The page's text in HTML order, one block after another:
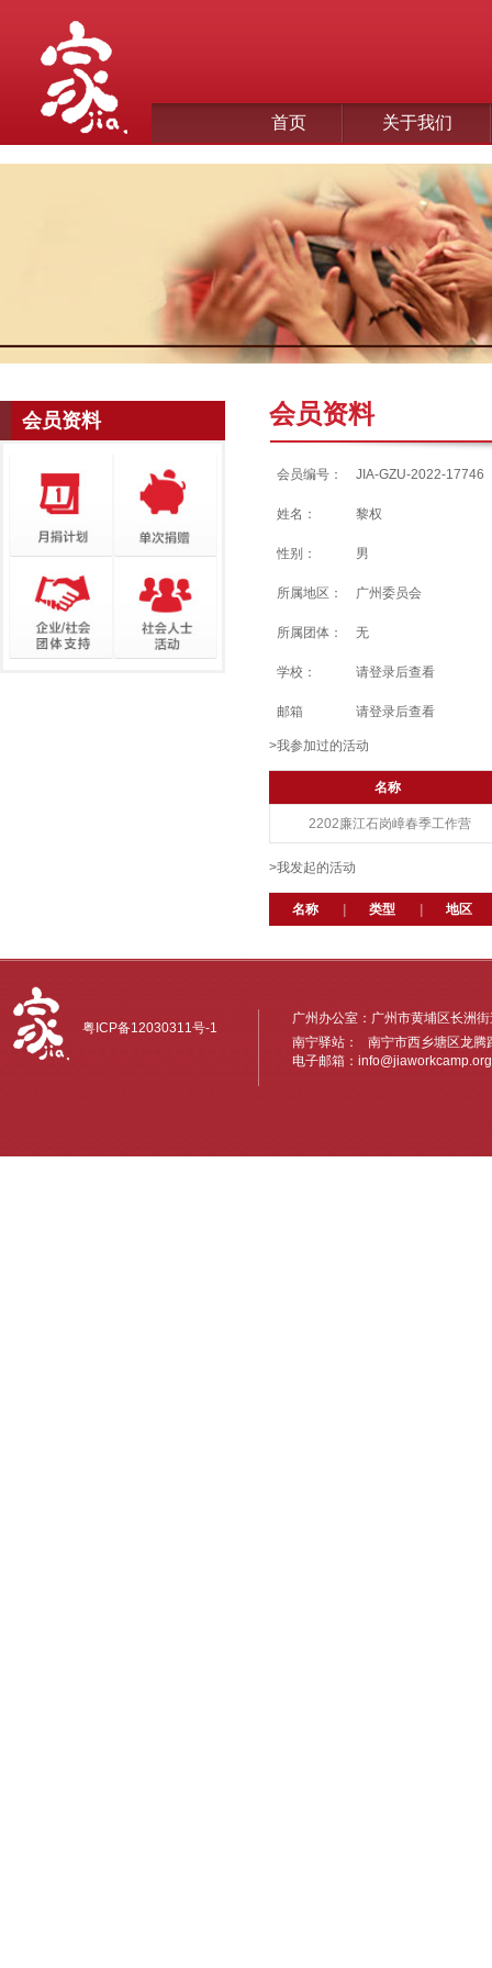
首页 关于我们
会员资料 会员资料
会员编号： JIA-GZU-2022-17746
姓名： 黎权
性别： 男
所属地区： 广州委员会
所属团体： 无
学校： 请登录后查看
邮箱 请登录后查看
>我参加过的活动
名称
2202廉江石岗嶂春季工作营
>我发起的活动
名称 类型 地区
粤ICP备12030311号-1
广州办公室：广州市黄埔区长洲
南宁驿站： 南宁市西乡塘区龙
电子邮箱： info@jiaworkcamp.org